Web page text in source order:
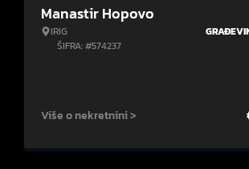
Manastir Hopovo
IRIG
ŠIFRA: #574237
Više o nekretnini >